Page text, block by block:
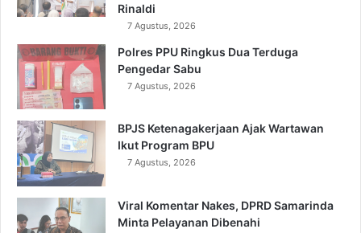
Rinaldi
7 Agustus, 2026
Polres PPU Ringkus Dua Terduga
Pengedar Sabu
7 Agustus, 2026
BPJS Ketenagakerjaan Ajak Wartawan
Ikut Program BPU
7 Agustus, 2026
Viral Komentar Nakes, DPRD Samarinda
Minta Pelayanan Dibenahi